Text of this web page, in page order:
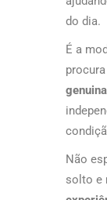
do dia.
É a
procura
Não
solto e